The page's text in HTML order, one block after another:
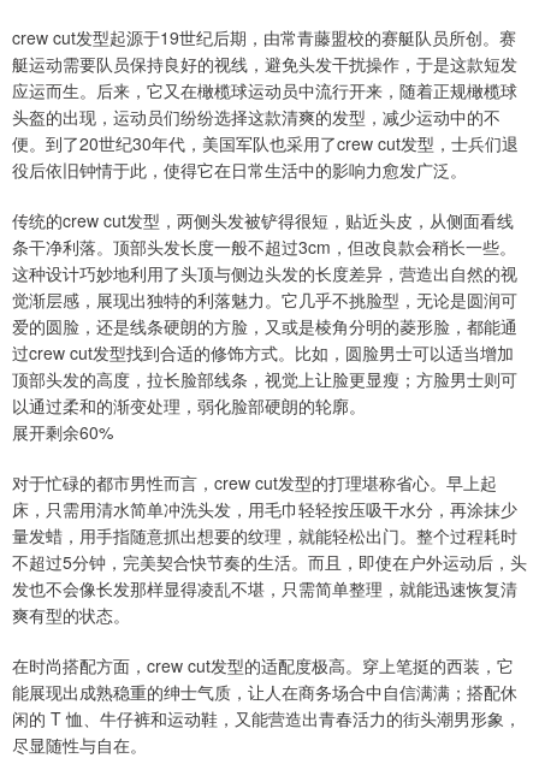
crew cut发型起源于19世纪后期，由常青藤盟校的赛艇队员所创。赛
艇运动需要队员保持良好的视线，避免头发干扰操作，于是这款短发
应运而生。后来，它又在橄榄球运动员中流行开来，随着正规橄榄球
头盔的出现，运动员们纷纷选择这款清爽的发型，减少运动中的不
便。到了20世纪30年代，美国军队也采用了crew cut发型，士兵们退
役后依旧钟情于此，使得它在日常生活中的影响力愈发广泛。
传统的crew cut发型，两侧头发被铲得很短，贴近头皮，从侧面看线
条干净利落。顶部头发长度一般不超过3cm，但改良款会稍长一些。
这种设计巧妙地利用了头顶与侧边头发的长度差异，营造出自然的视
觉渐层感，展现出独特的利落魅力。它几乎不挑脸型，无论是圆润可
爱的圆脸，还是线条硬朗的方脸，又或是棱角分明的菱形脸，都能通
过crew cut发型找到合适的修饰方式。比如，圆脸男士可以适当增加
顶部头发的高度，拉长脸部线条，视觉上让脸更显瘦；方脸男士则可
以通过柔和的渐变处理，弱化脸部硬朗的轮廓。
展开剩余60%
对于忙碌的都市男性而言，crew cut发型的打理堪称省心。早上起
床，只需用清水简单冲洗头发，用毛巾轻轻按压吸干水分，再涂抹少
量发蜡，用手指随意抓出想要的纹理，就能轻松出门。整个过程耗时
不超过5分钟，完美契合快节奏的生活。而且，即使在户外运动后，头
发也不会像长发那样显得凌乱不堪，只需简单整理，就能迅速恢复清
爽有型的状态。
在时尚搭配方面，crew cut发型的适配度极高。穿上笔挺的西装，它
能展现出成熟稳重的绅士气质，让人在商务场合中自信满满；搭配休
闲的 T 恤、牛仔裤和运动鞋，又能营造出青春活力的街头潮男形象，
尽显随性与自在。